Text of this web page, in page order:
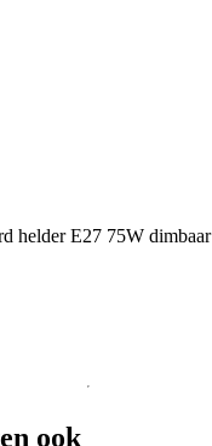
helder E27 75W dimbaar
ook